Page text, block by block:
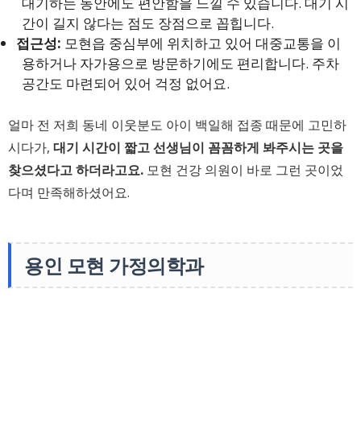
간이 길지 않다는 점도 장점으로 꼽힙니다.
접근성: 모현읍 중심부에 위치하고 있어 대중교통을 이
용하거나 자가용으로 방문하기에도 편리합니다. 주차
공간도 마련되어 있어 걱정 없어요.
얼마 전 저희 동네 이웃분도 아이 백일해 접종 때문에 고민하
시다가, 대기 시간이 짧고 선생님이 꼼꼼하게 봐주시는 곳을
찾으셨다고 하더라고요. 모현 건강 의원이 바로 그런 곳이었
다며 만족해하셨어요.
용인 모현 가정의학과